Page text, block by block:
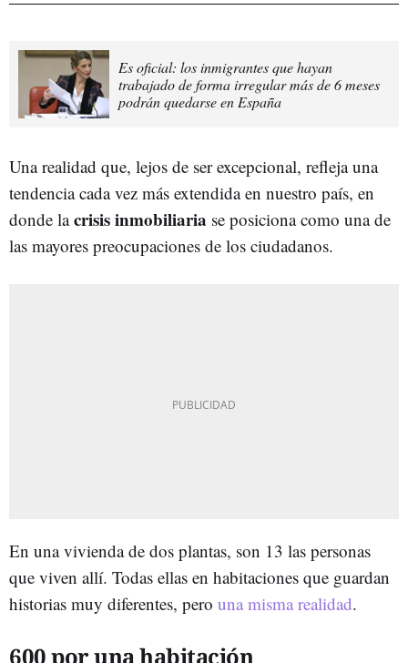
Es oficial: los inmigrantes que hayan
trabajado de forma irregular más de 6 meses
podrán quedarse en España
Una realidad que, lejos de ser excepcional, refleja una
tendencia cada vez más extendida en nuestro país, en
donde lacrisis inmobiliaria se posiciona como una de
las mayores preocupaciones de los ciudadanos.
En una vivienda de dos plantas, son 13 las personas
que viven allí. Todas ellas en habitaciones que guardan
historias muy diferentes, pero una misma realidad.
600 por una habitación